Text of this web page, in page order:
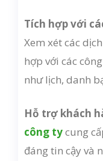
Tích hợp với
Xem xét các
hợp với các
như lịch, danh
Hỗ trợ khách
công tycung
đáng tin cậy và